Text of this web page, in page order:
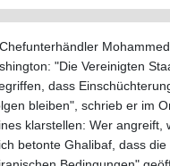
HTG 151.115254
HUF 363.604111
IDR
ILS 3.466245
IMP 0.857011
INR 110.109235
IQD 1514.05302
IRR
"Die Vereinigten
dass
bleiben", schrieb er im
klarstellen: Wer angreift,
betonte Ghalibaf, dass die